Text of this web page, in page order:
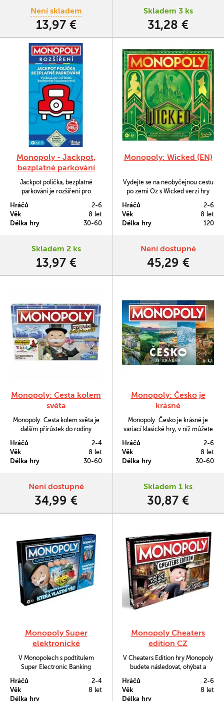
všechno pořádně zamíchat.
Není skladem
13,97 €
Skladem 3 ks
31,28 €
Monopoly - Jackpot,
bezplatné parkování
Jackpot políčka, bezplatné
parkování je rozšíření pro
zpestření a hru s ním dohrajete
Hráčů
2-6
Věk
8 let
Délka hry
30-60
Skladem 2 ks
13,97 €
Monopoly: Wicked (EN)
Vydejte se na neobyčejnou cestu
po zemi Oz s Wicked verzí hry
Hráčů
2-6
Věk
8 let
Délka hry
120
Není dostupné
45,29 €
Monopoly: Cesta kolem
světa
Monopoly: Cesta kolem světa je
dalším přírůstek do rodiny
her z oboru obchodování -
původní Monopoly byla vytvořeny
v Americe v době světové
polovině 20. století.
Hráčů
2-4
Věk
8 let
Délka hry
30-60
Není dostupné
34,99 €
Monopoly: Česko je
krásné
Monopoly: Česko je krásné je
variací klasické hry, v níž můžete
zdejších nejoblíbenějších atrakcí
a pamětihodností, například
malebnou Vltavu, historickou
národní park Podyjí.
Hráčů
2-6
Věk
8 let
Délka hry
30-60
Skladem 1 ks
30,87 €
Monopoly Super
elektronické
bankovnictví
V Monopolech s podtitulem
Super Electronic Banking
které vám pomůže řídit hru.
Hráčů
2-4
Věk
8 let
Délka hry
Monopoly Cheaters
edition CZ
V Cheaters Edition hry Monopoly
budete následovat, ohýbat a
budoute nakupovat, prodávat, snít
Hráčů
2-6
Věk
8 let
Délka hry